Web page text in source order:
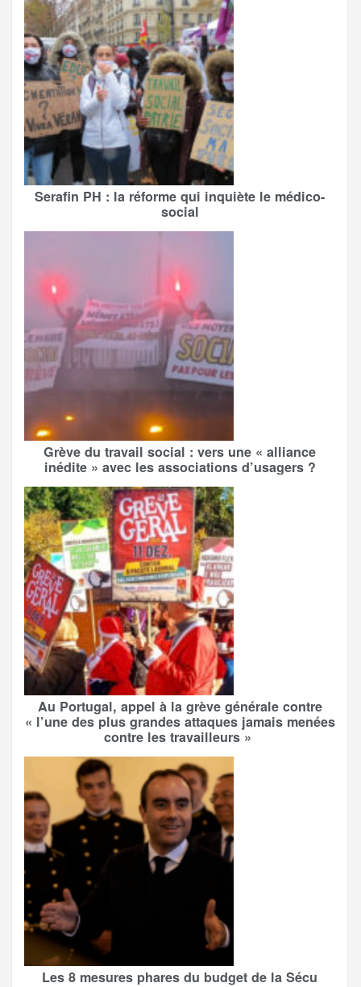
Serafin PH : la réforme qui inquiète le médico-
social
Grève du travail social : vers une « alliance
inédite » avec les associations d’usagers ?
Au Portugal, appel à la grève générale contre
« l’une des plus grandes attaques jamais menées
contre les travailleurs »
Les 8 mesures phares du budget de la Sécu